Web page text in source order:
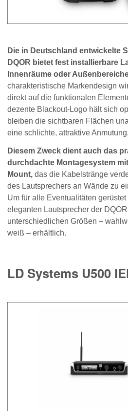
Die in Deutschland entwickelte
DQOR bietet fest installierbare
Innenräume oder
charakteristische Markendesign
direkt auf die funktionalen
dezente Blackout-Logo hält sich
bleiben die sichtbaren Flächen
eine schlichte, attraktive Anmutung.
Diesem Zweck dient auch das
durchdachte Montagesystem mit
Mount, das die Kabelstränge
des Lautsprechers an Wände zu
Um für alle Eventualitäten
eleganten Lautsprecher der
unterschiedlichen Größen –
weiß – erhältlich.
LD Systems U500